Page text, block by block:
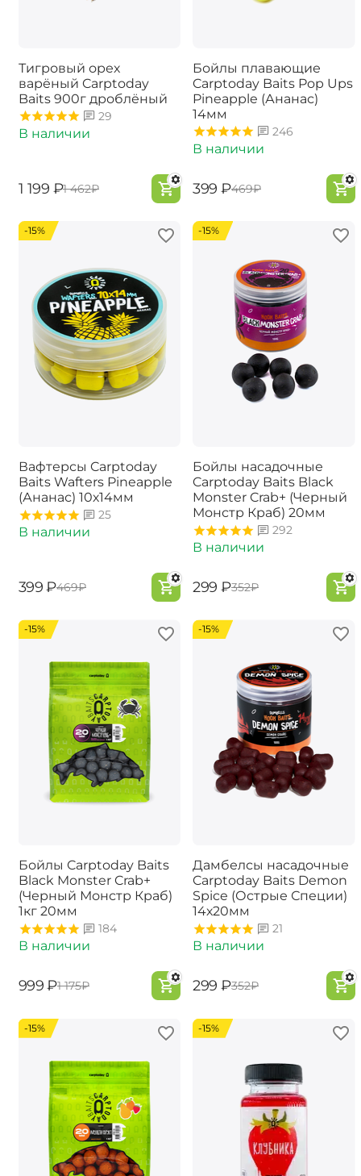
Тигровый орех
варёный Carptoday
Baits 900г дроблёный
29
В наличии
‍1 199‍ ₽‍1 462‍₽
Бойлы плавающие
Carptoday Baits Pop Ups
Pineapple (Ананас)
14мм
246
В наличии
‍399‍ ₽‍469‍₽
-15%
Вафтерсы Carptoday
Baits Wafters Pineapple
(Ананас) 10х14мм
25
В наличии
‍399‍ ₽‍469‍₽
-15%
Бойлы насадочные
Carptoday Baits Black
Monster Crab+ (Черный
Монстр Краб) 20мм
292
В наличии
‍299‍ ₽‍352‍₽
-15%
Бойлы Carptoday Baits
Black Monster Crab+
(Черный Монстр Краб)
1кг 20мм
184
В наличии
‍999‍ ₽‍1 175‍₽
-15%
Дамбелсы насадочные
Carptoday Baits Demon
Spice (Острые Специи)
14х20мм
21
В наличии
‍299‍ ₽‍352‍₽
-15% -15%